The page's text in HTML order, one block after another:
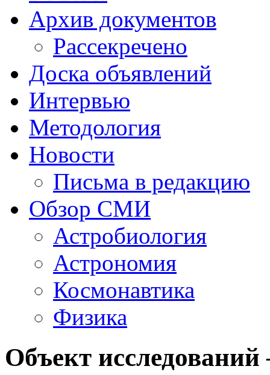
Архив документов
Рассекречено
Доска объявлений
Интервью
Методология
Новости
Письма в редакцию
Обзор СМИ
Астробиология
Астрономия
Космонавтика
Физика
Объект исследований